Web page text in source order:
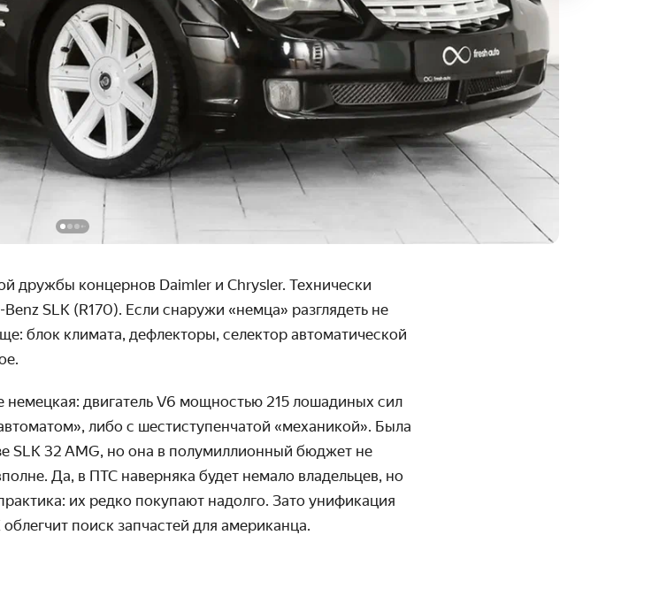
дружбы концернов Daimler и Chrysler. Технически
SLK (R170). Если снаружи «немца» разглядеть не
блок климата, дефлекторы, селектор автомати­ческой
двигатель V6 мощностью 215 лошадиных сил
либо с шестиступен­чатой «механикой». Была
SLK 32 AMG, но она в полумилли­онный бюджет не
Да, в ПТС наверняка будет немало владельцев, но
их редко покупают надолго. Зато унификация
поиск запчастей для американца.